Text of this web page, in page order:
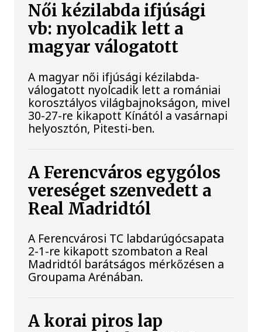
Női kézilabda ifjúsági
vb: nyolcadik lett a
magyar válogatott
A magyar női ifjúsági kézilabda-
válogatott nyolcadik lett a romániai
korosztályos világbajnokságon, mivel
30-27-re kikapott Kínától a vasárnapi
helyosztón, Pitesti-ben.
A Ferencváros egygólos
vereséget szenvedett a
Real Madridtól
A Ferencvárosi TC labdarúgócsapata
2-1-re kikapott szombaton a Real
Madridtól barátságos mérkőzésen a
Groupama Arénában.
A korai piros lap